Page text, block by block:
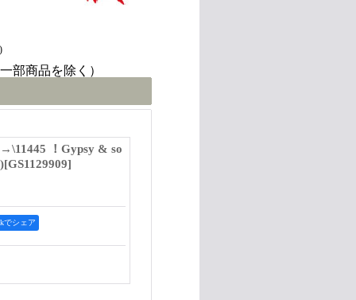
部商品を除く）
！Gypsy & so
[GS1129909]
でシェア